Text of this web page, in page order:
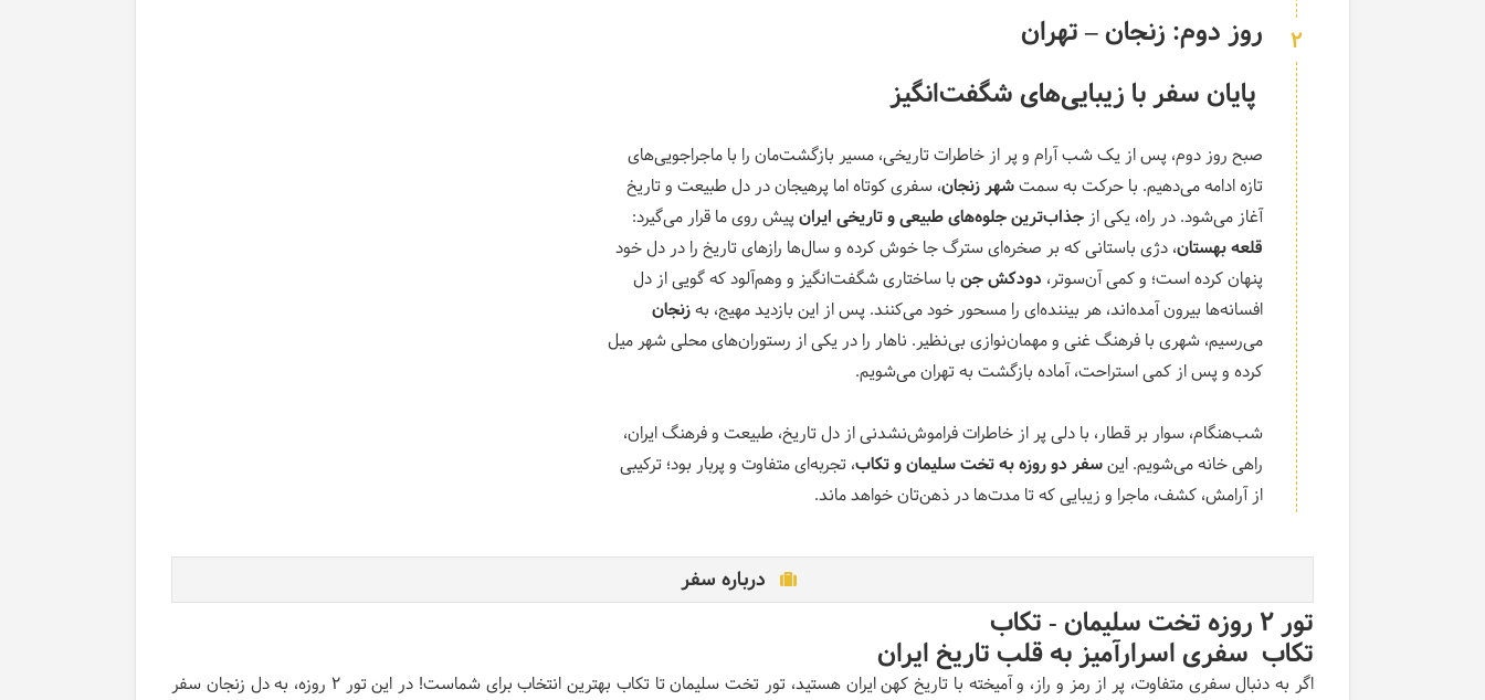
2
روز دوم: زنجان – تهران
‌ پایان سفر با زیبایی‌های شگفت‌انگیز
صبح روز دوم، پس از یک شب آرام و پر از خاطرات تاریخی، مسیر بازگشت‌مان را با ماجراجویی‌های
تازه ادامه می‌دهیم. با حرکت به سمتشهر زنجان، سفری کوتاه اما پرهیجان در دل طبیعت و تاریخ
آغاز می‌شود. در راه، یکی ازجذاب‌ترین جلوه‌های طبیعی و تاریخی ایرانپیش روی ما قرار می‌گیرد:
قلعه بهستان، دژی باستانی که بر صخره‌ای سترگ جا خوش کرده و سال‌ها رازهای تاریخ را در دل خود
پنهان کرده است؛ و کمی آن‌سوتر، دودکش جن با ساختاری شگفت‌انگیز و وهم‌آلود که گویی از دل
افسانه‌ها بیرون آمده‌اند، هر بیننده‌ای را مسحور خود می‌کنند. پس از این بازدید مهیج، بهزنجان
می‌رسیم، شهری با فرهنگ غنی و مهمان‌نوازی بی‌نظیر. ناهار را در یکی از رستوران‌های محلی شهر میل
کرده و پس از کمی استراحت، آماده بازگشت به تهران می‌شویم.
شب‌هنگام، سوار بر قطار، با دلی پر از خاطرات فراموش‌نشدنی از دل تاریخ، طبیعت و فرهنگ ایران،
راهی خانه می‌شویم. اینسفر دو روزه به تخت سلیمان و تکاب، تجربه‌ای متفاوت و پربار بود؛ ترکیبی
از آرامش، کشف، ماجرا و زیبایی که تا مدت‌ها در ذهن‌تان خواهد ماند.
درباره سفر
تور۲روزه تخت سلیمان - تکاب
تکاب سفری اسرارآمیز به قلب تاریخ ایران
اگر به دنبال سفری متفاوت، پر از رمز و راز، و آمیخته با تاریخ کهن ایران هستید، تور تخت سلیمان تا تکاب بهترین انتخاب برای شماست! در این تور ۲ روزه، به دل زنجان سفر